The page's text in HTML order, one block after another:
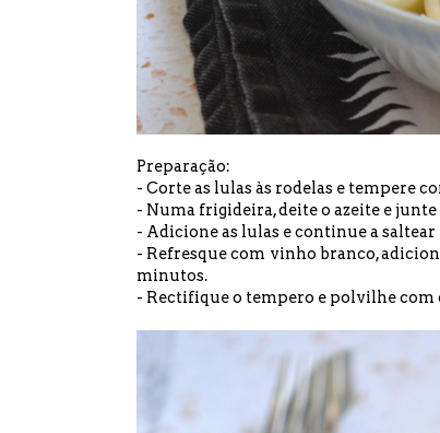
Preparação:
- Corte as lulas às rodelas e tempere
- Numa frigideira, deite o azeite e junte
- Adicione as lulas e continue a
- Refresque com vinho branco,
minutos.
- Rectifique o tempero e polvilhe com